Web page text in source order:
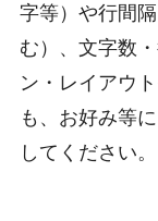
字等）や行間
む）、文字数
ン・レイアウ
も、お好み等
してください。